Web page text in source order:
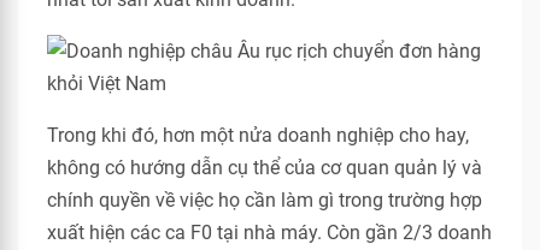
Trong khi đó, hơn một nửa doanh nghiệp cho hay,
không có hướng dẫn cụ thể của cơ quan quản lý và
chính quyền về việc họ cần làm gì trong trường hợp
xuất hiện các ca F0 tại nhà máy. Còn gần 2/3 doanh